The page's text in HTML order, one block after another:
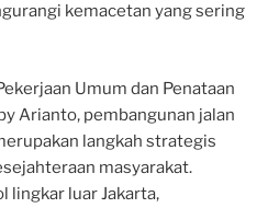
kemacetan yang sering
Umum dan Penataan
Arianto, pembangunan jalan
langkah strategis
masyarakat.
lingkar luar Jakarta,